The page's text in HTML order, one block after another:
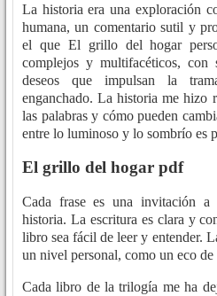
La historia era una exploración
humana, un comentario sutil y
el que El grillo del hogar
complejos y multifacéticos, con
deseos que impulsan la
enganchado. La historia me hizo
las palabras y cómo pueden
entre lo luminoso y lo sombrío es
El grillo del hogar pdf
Cada frase es una invitación
historia. La escritura es clara y
libro sea fácil de leer y entender.
un nivel personal, como un eco
Cada libro de la trilogía me ha